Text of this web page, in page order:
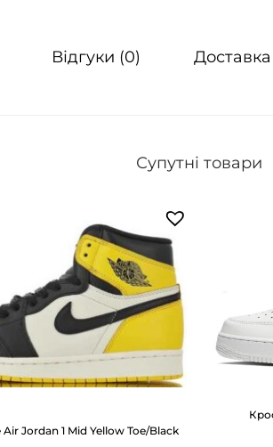
Відгуки (0)
Супутні товари
Air Jordan 1 Mid Yellow Toe/Black